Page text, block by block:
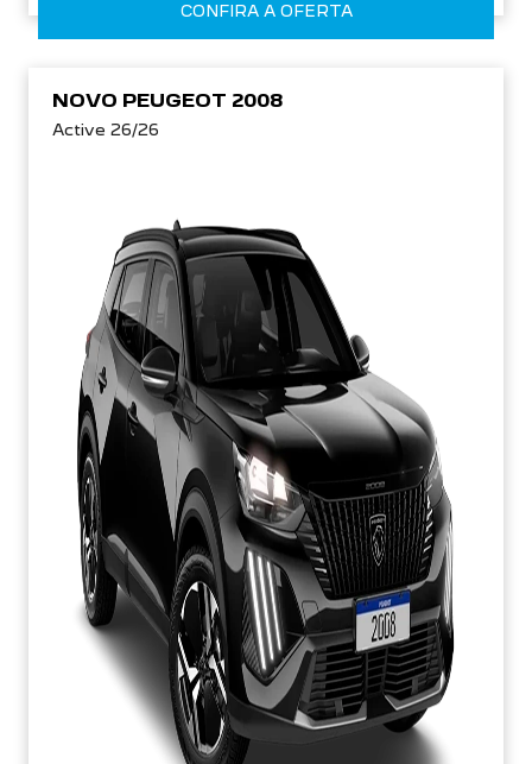
CONFIRA A OFERTA
NOVO PEUGEOT 2008
Active 26/26